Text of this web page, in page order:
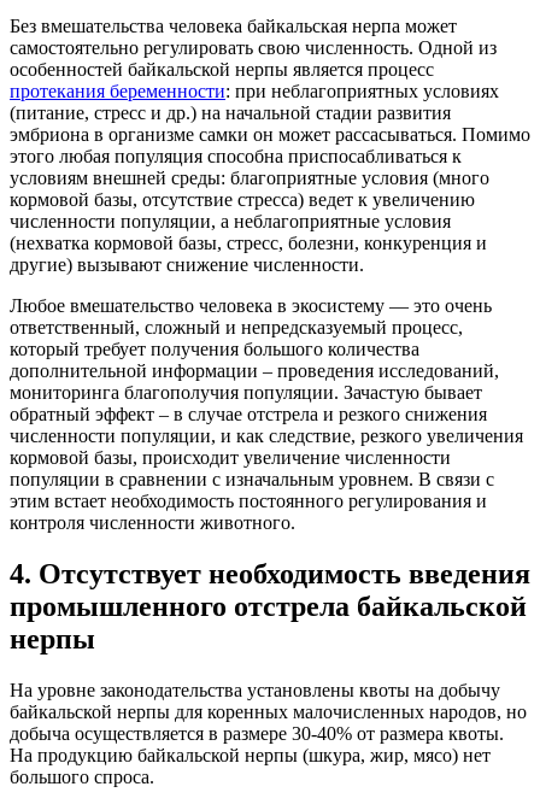
Без вмешательства человека байкальская нерпа может
самостоятельно регулировать свою численность. Одной из
особенностей байкальской нерпы является процесс
протекания беременности: при неблагоприятных условиях
(питание, стресс и др.) на начальной стадии развития
эмбриона в организме самки он может рассасываться. Помимо
этого любая популяция способна приспосабливаться к
условиям внешней среды: благоприятные условия (много
кормовой базы, отсутствие стресса) ведет к увеличению
численности популяции, а неблагоприятные условия
(нехватка кормовой базы, стресс, болезни, конкуренция и
другие) вызывают снижение численности.
Любое вмешательство человека в экосистему — это очень
ответственный, сложный и непредсказуемый процесс,
который требует получения большого количества
дополнительной информации – проведения исследований,
мониторинга благополучия популяции. Зачастую бывает
обратный эффект – в случае отстрела и резкого снижения
численности популяции, и как следствие, резкого увеличения
кормовой базы, происходит увеличение численности
популяции в сравнении с изначальным уровнем. В связи с
этим встает необходимость постоянного регулирования и
контроля численности животного.
4. Отсутствует необходимость введения
промышленного отстрела байкальской
нерпы
На уровне законодательства установлены квоты на добычу
байкальской нерпы для коренных малочисленных народов, но
добыча осуществляется в размере 30-40% от размера квоты.
На продукцию байкальской нерпы (шкура, жир, мясо) нет
большого спроса.